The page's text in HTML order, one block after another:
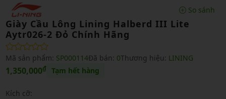
So sánh
Giày Cầu Lông Lining Halberd III Lite
Aytr026-2 Đỏ Chính Hãng
Mã sản phẩm: SP000114Đã bán: 0Thương hiệu: LINING
1,350,000₫ Tạm hết hàng
Kích cỡ: